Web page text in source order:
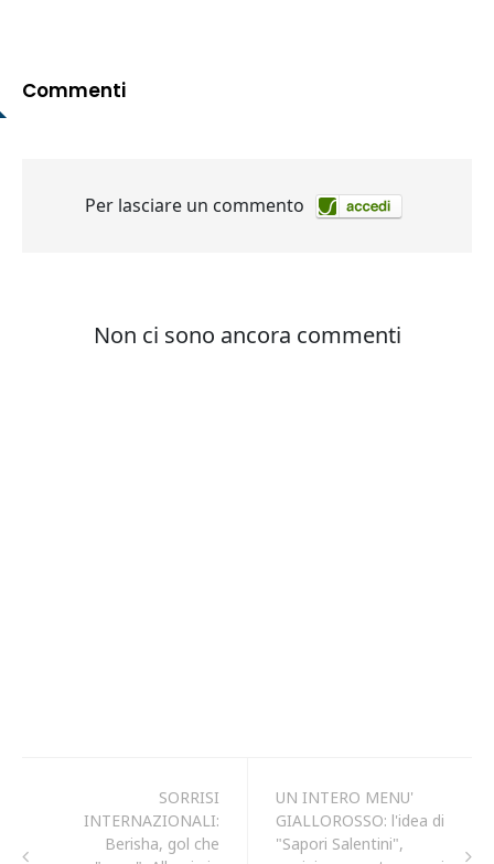
Commenti
SORRISI
INTERNAZIONALI:
Berisha, gol che
UN INTERO MENU'
GIALLOROSSO: l'idea di
"Sapori Salentini",